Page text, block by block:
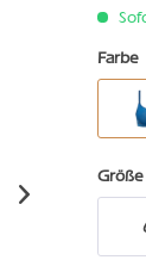
Farbe
Größe